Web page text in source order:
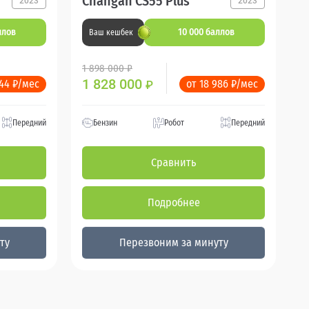
₽/мес
Передний
Ваш кешбек 10 000 баллов
1 898 000 ₽
1 828 000 ₽ от 18 986 ₽/мес
Бензин Робот Передний
Сравнить
Подробнее
Перезвоним за минуту